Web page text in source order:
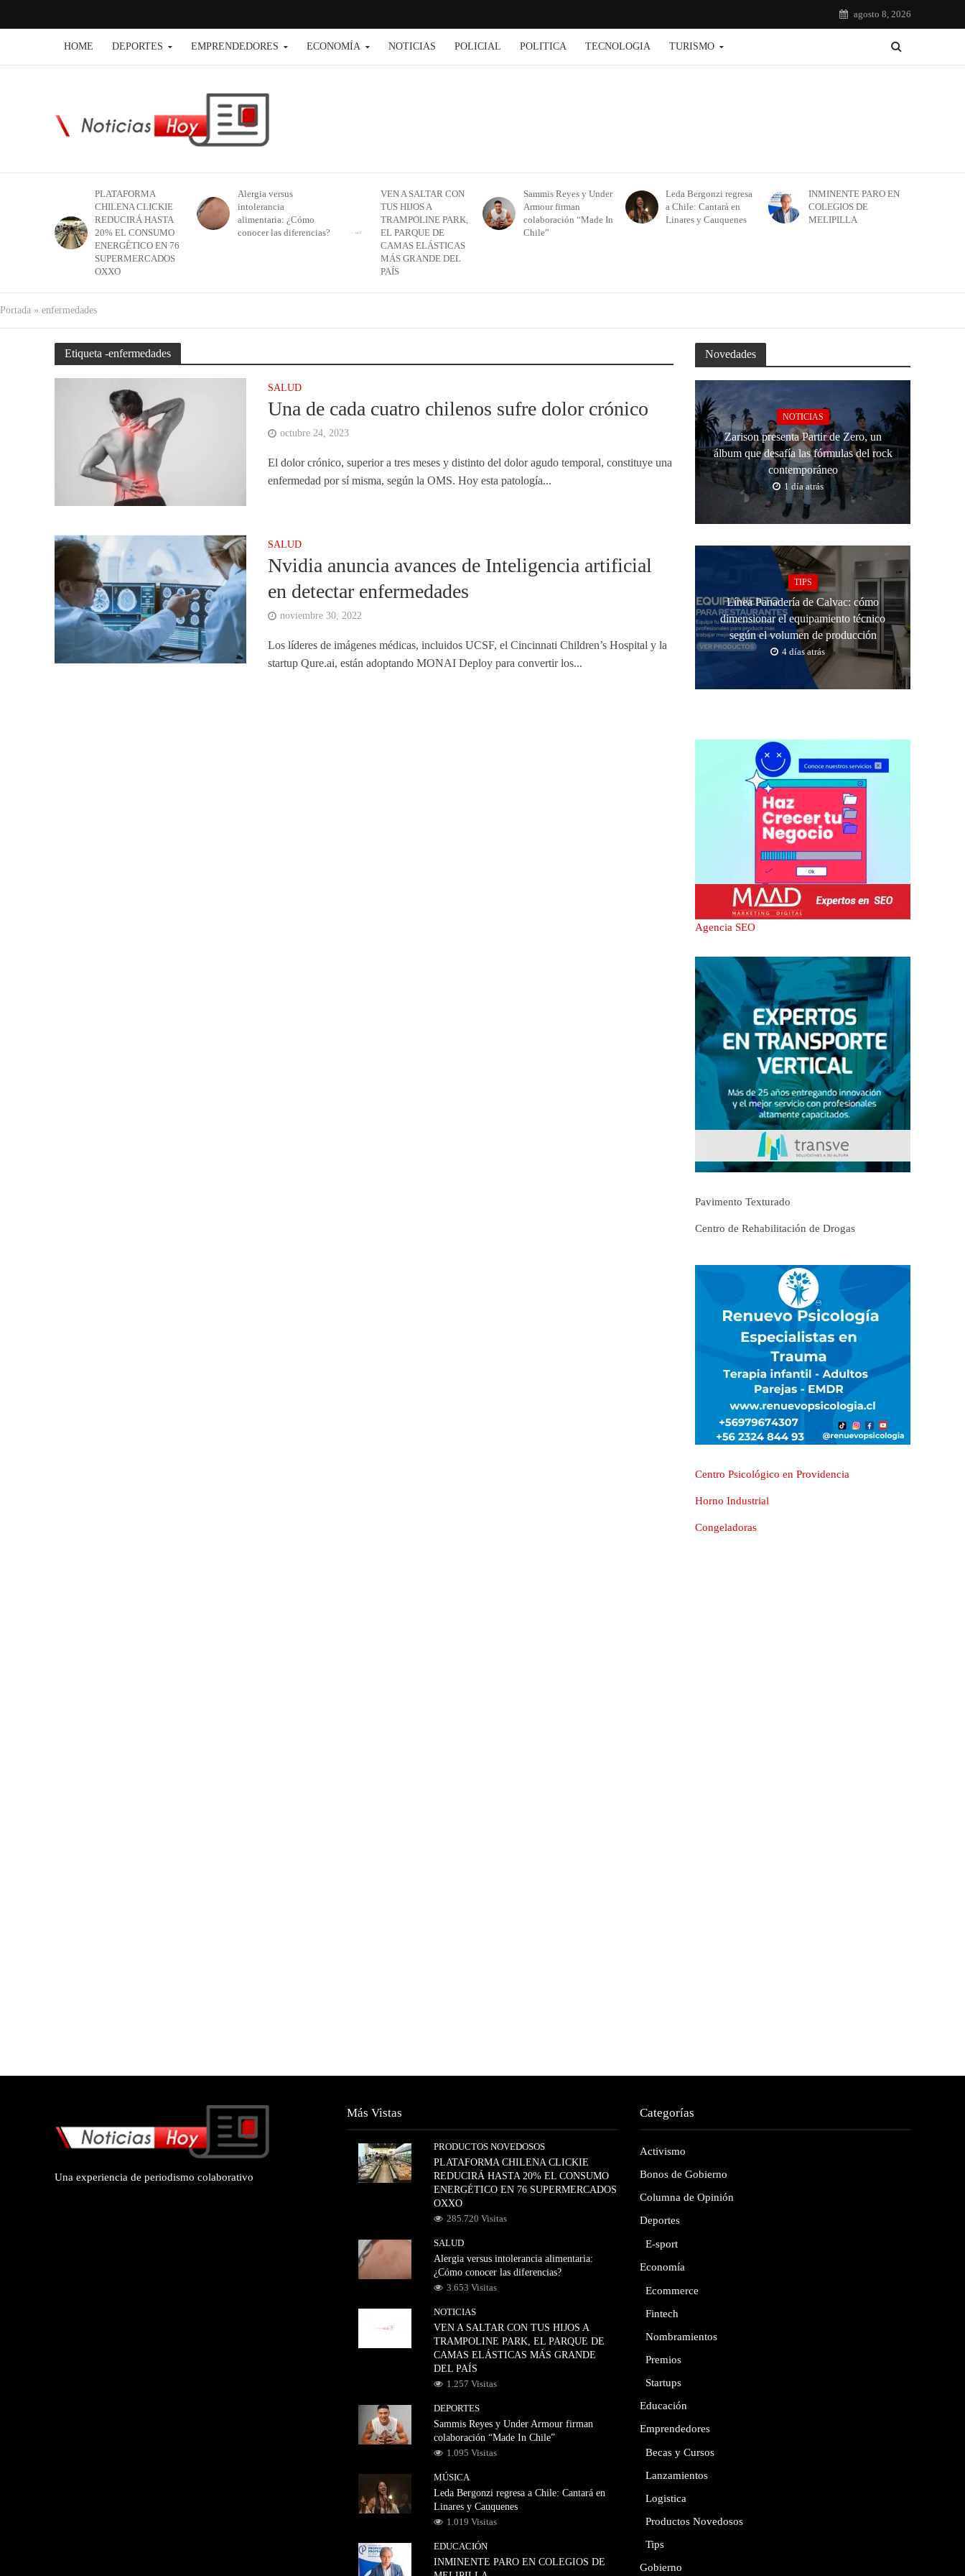
agosto 8, 2026
HOME DEPORTES EMPRENDEDORES ECONOMÍA NOTICIAS POLICIAL POLITICA TECNOLOGIA TURISMO
PLATAFORMA
CHILENA CLICKIE
REDUCIRÁ HASTA
20% EL CONSUMO
ENERGÉTICO EN 76
SUPERMERCADOS
OXXO
Alergia versus
intolerancia
alimentaria: ¿Cómo
conocer las diferencias?
VEN A SALTAR CON
TUS HIJOS A
TRAMPOLINE PARK,
EL PARQUE DE
CAMAS ELÁSTICAS
MÁS GRANDE DEL
PAÍS
Sammis Reyes y Under
Armour firman
colaboración “Made In
Chile”
Leda Bergonzi regresa
a Chile: Cantará en
Linares y Cauquenes
INMINENTE PARO EN
COLEGIOS DE
MELIPILLA
Portada » enfermedades
Etiqueta -enfermedades
SALUD
Una de cada cuatro chilenos sufre dolor crónico
octubre 24, 2023
El dolor crónico, superior a tres meses y distinto del dolor agudo temporal, constituye una
enfermedad por sí misma, según la OMS. Hoy esta patología...
SALUD
Nvidia anuncia avances de Inteligencia artificial
en detectar enfermedades
noviembre 30, 2022
Los líderes de imágenes médicas, incluidos UCSF, el Cincinnati Children’s Hospital y la
startup Qure.ai, están adoptando MONAI Deploy para convertir los...
Novedades
NOTICIAS
Zarison presenta Partir de Zero, un
álbum que desafía las fórmulas del rock
contemporáneo
1 día atrás
TIPS
Línea Panadería de Calvac: cómo
dimensionar el equipamiento técnico
según el volumen de producción
4 días atrás
Agencia SEO
Pavimento Texturado
Centro de Rehabilitación de Drogas
Centro Psicológico en Providencia
Horno Industrial
Congeladoras
Una experiencia de periodismo colaborativo
Más Vistas
PRODUCTOS NOVEDOSOS
PLATAFORMA CHILENA CLICKIE
REDUCIRÁ HASTA 20% EL CONSUMO
ENERGÉTICO EN 76 SUPERMERCADOS
OXXO
285.720 Visitas
SALUD
Alergia versus intolerancia alimentaria:
¿Cómo conocer las diferencias?
3.653 Visitas
NOTICIAS
VEN A SALTAR CON TUS HIJOS A
TRAMPOLINE PARK, EL PARQUE DE
CAMAS ELÁSTICAS MÁS GRANDE
DEL PAÍS
1.257 Visitas
DEPORTES
Sammis Reyes y Under Armour firman
colaboración “Made In Chile”
1.095 Visitas
MÚSICA
Leda Bergonzi regresa a Chile: Cantará en
Linares y Cauquenes
1.019 Visitas
EDUCACIÓN
INMINENTE PARO EN COLEGIOS DE
Categorías
Activismo
Bonos de Gobierno
Columna de Opinión
Deportes
E-sport
Economía
Ecommerce
Fintech
Nombramientos
Premios
Startups
Educación
Emprendedores
Becas y Cursos
Lanzamientos
Logistica
Productos Novedosos
Tips
Gobierno